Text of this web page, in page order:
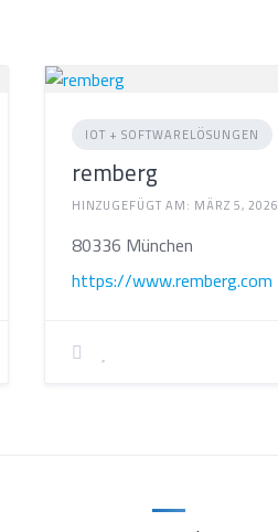
IOT + SOFTWARELÖSUNGEN
remberg
HINZUGEFÜGT AM: MÄRZ 5, 2026
80336 München
https://www.remberg.com